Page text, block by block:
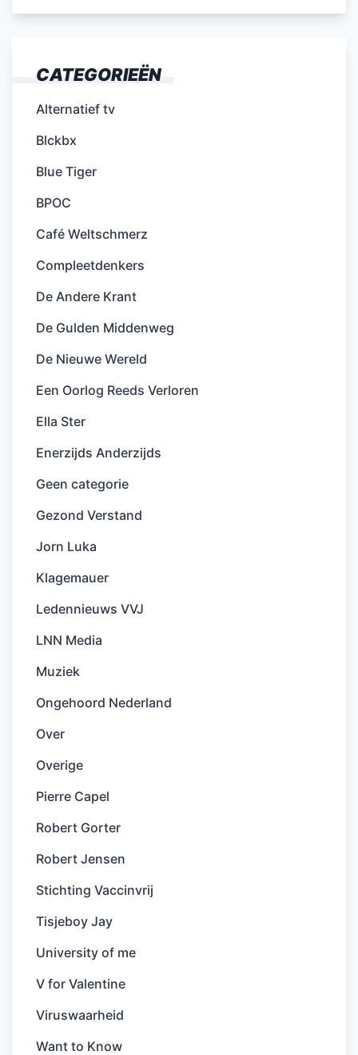
CATEGORIEËN
Alternatief tv
Blckbx
Blue Tiger
BPOC
Café Weltschmerz
Compleetdenkers
De Andere Krant
De Gulden Middenweg
De Nieuwe Wereld
Een Oorlog Reeds Verloren
Ella Ster
Enerzijds Anderzijds
Geen categorie
Gezond Verstand
Jorn Luka
Klagemauer
Ledennieuws VVJ
LNN Media
Muziek
Ongehoord Nederland
Over
Overige
Pierre Capel
Robert Gorter
Robert Jensen
Stichting Vaccinvrij
Tisjeboy Jay
University of me
V for Valentine
Viruswaarheid
Want to Know